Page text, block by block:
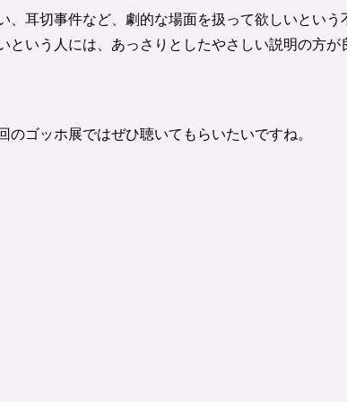
耳切事件など、劇的な場面を扱って欲しいという
いう人には、あっさりとしたやさしい説明の方が
ゴッホ展ではぜひ聴いてもらいたいですね。